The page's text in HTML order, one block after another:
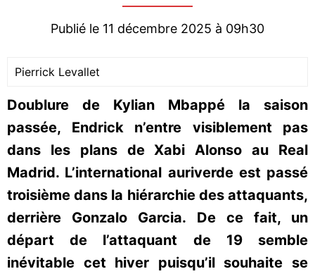
Publié le 11 décembre 2025 à 09h30
Pierrick Levallet
Doublure de Kylian Mbappé la saison
passée, Endrick n’entre visiblement pas
dans les plans de Xabi Alonso au Real
Madrid. L’international auriverde est passé
troisième dans la hiérarchie des attaquants,
derrière Gonzalo Garcia. De ce fait, un
départ de l’attaquant de 19 semble
inévitable cet hiver puisqu’il souhaite se